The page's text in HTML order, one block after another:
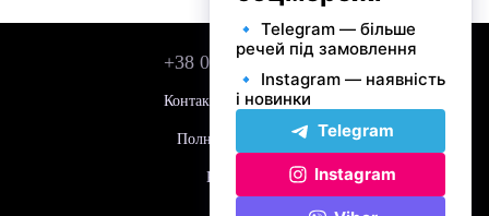
+38 050 743 01 42
Контактная информация
Полная версия сайта
Карта сайта